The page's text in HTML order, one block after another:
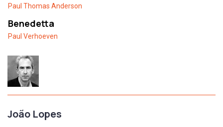
Paul Thomas Anderson
Benedetta
Paul Verhoeven
João Lopes